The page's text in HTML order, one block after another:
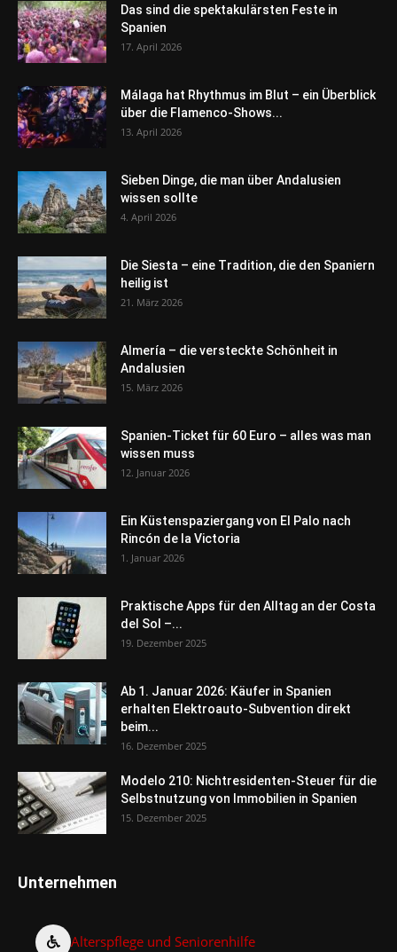
Das sind die spektakulärsten Feste in
Spanien
17. April 2026
Málaga hat Rhythmus im Blut – ein Überblick
über die Flamenco-Shows...
13. April 2026
Sieben Dinge, die man über Andalusien
wissen sollte
4. April 2026
Die Siesta – eine Tradition, die den Spaniern
heilig ist
21. März 2026
Almería – die versteckte Schönheit in
Andalusien
15. März 2026
Spanien-Ticket für 60 Euro – alles was man
wissen muss
12. Januar 2026
Ein Küstenspaziergang von El Palo nach
Rincón de la Victoria
1. Januar 2026
Praktische Apps für den Alltag an der Costa
del Sol –...
19. Dezember 2025
Ab 1. Januar 2026: Käufer in Spanien
erhalten Elektroauto-Subvention direkt
beim...
16. Dezember 2025
Modelo 210: Nichtresidenten-Steuer für die
Selbstnutzung von Immobilien in Spanien
15. Dezember 2025
Unternehmen
Alterspflege und Seniorenhilfe